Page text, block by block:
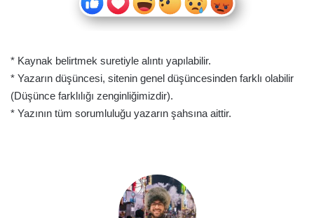
* Kaynak belirtmek suretiyle alıntı yapılabilir.
* Yazarın düşüncesi, sitenin genel düşüncesinden farklı olabilir
(Düşünce farklılığı zenginliğimizdir).
* Yazının tüm sorumluluğu yazarın şahsına aittir.